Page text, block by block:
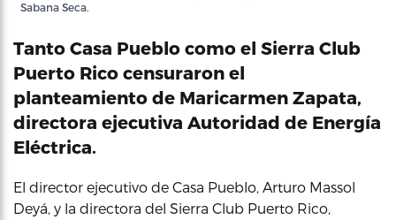
Sabana Seca.
Tanto Casa Pueblo como el Sierra Club
Puerto Rico censuraron el
planteamiento de Maricarmen Zapata,
directora ejecutiva Autoridad de Energía
Eléctrica.
El director ejecutivo de Casa Pueblo, Arturo Massol
Deyá, y la directora del Sierra Club Puerto Rico,